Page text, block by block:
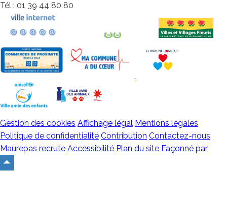
Tél : 01 39 44 80 80
Gestion des cookies Affichage légal Mentions légales
Politique de confidentialité Contribution Contactez-nous
Maurepas recrute Accessibilité Plan du site Façonné par
en